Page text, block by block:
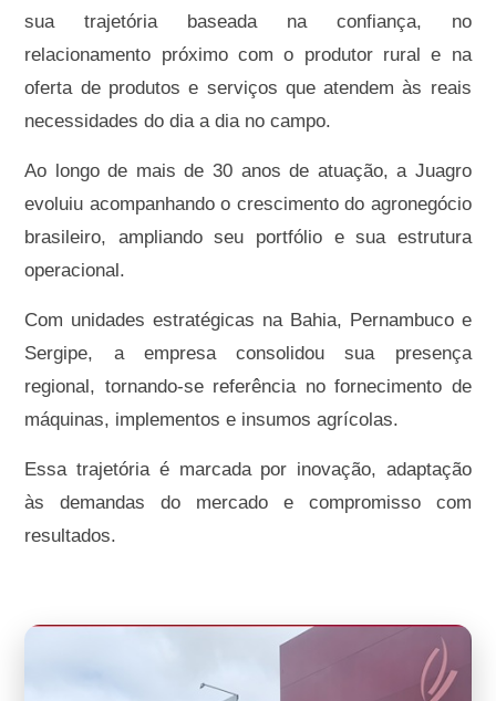
sua trajetória baseada na confiança, no
relacionamento próximo com o produtor rural e na
oferta de produtos e serviços que atendem às reais
necessidades do dia a dia no campo.
Ao longo de mais de 30 anos de atuação, a Juagro
evoluiu acompanhando o crescimento do agronegócio
brasileiro, ampliando seu portfólio e sua estrutura
operacional.
Com unidades estratégicas na Bahia, Pernambuco e
Sergipe, a empresa consolidou sua presença
regional, tornando-se referência no fornecimento de
máquinas, implementos e insumos agrícolas.
Essa trajetória é marcada por inovação, adaptação
às demandas do mercado e compromisso com
resultados.